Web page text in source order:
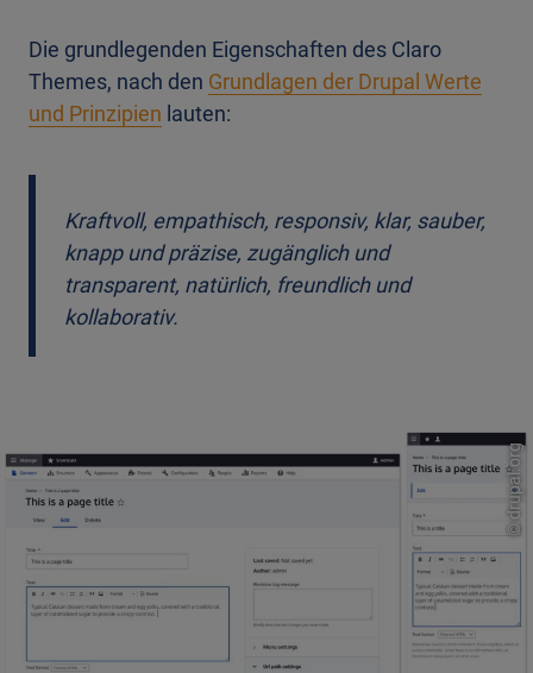
Die grundlegenden Eigenschaften des Claro
Themes, nach den Grundlagen der Drupal Werte
und Prinzipien lauten:
Kraftvoll, empathisch, responsiv, klar, sauber,
knapp und präzise, zugänglich und
transparent, natürlich, freundlich und
kollaborativ.
©
drupal.org